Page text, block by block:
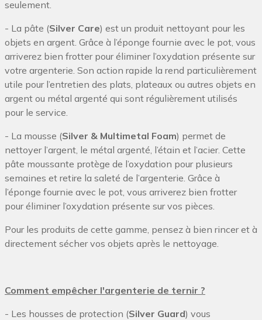
seulement.
- La pâte (Silver Care) est un produit nettoyant pour les
objets en argent. Grâce à l’éponge fournie avec le pot, vous
arriverez bien frotter pour éliminer l’oxydation présente sur
votre argenterie. Son action rapide la rend particulièrement
utile pour l’entretien des plats, plateaux ou autres objets en
argent ou métal argenté qui sont régulièrement utilisés
pour le service.
- La mousse (Silver & Multimetal Foam) permet de
nettoyer l’argent, le métal argenté, l’étain et l’acier. Cette
pâte moussante protège de l’oxydation pour plusieurs
semaines et retire la saleté de l’argenterie. Grâce à
l’éponge fournie avec le pot, vous arriverez bien frotter
pour éliminer l’oxydation présente sur vos pièces.
Pour les produits de cette gamme, pensez à bien rincer et à
directement sécher vos objets après le nettoyage.
Comment empêcher l'argenterie de ternir ?
- Les housses de protection (Silver Guard) vous